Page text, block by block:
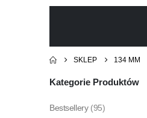
SKLEP 134 MM
Kategorie Produktów
Bestsellery (95)